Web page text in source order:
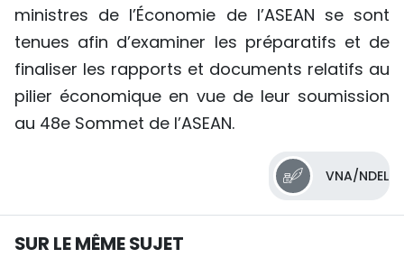
ministres de l’Économie de l’ASEAN se sont
tenues afin d’examiner les préparatifs et de
finaliser les rapports et documents relatifs au
pilier économique en vue de leur soumission
au 48e Sommet de l’ASEAN.
VNA/NDEL
SUR LE MÊME SUJET